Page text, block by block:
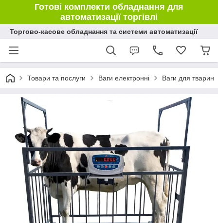
Готові комплекти обладнання для
автоматизації торгівлі
Торгово-касове обладнання та системи автоматизації
Товари та послуги Ваги електронні Ваги для тварин